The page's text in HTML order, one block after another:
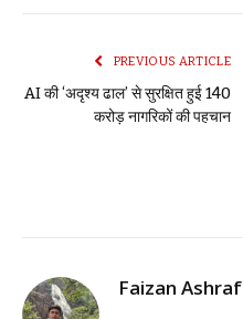
PREVIOUS ARTICLE
AI की ‘अदृश्य ढाल’ से सुरक्षित हुई 140
करोड़ नागरिकों की पहचान
Faizan Ashraf